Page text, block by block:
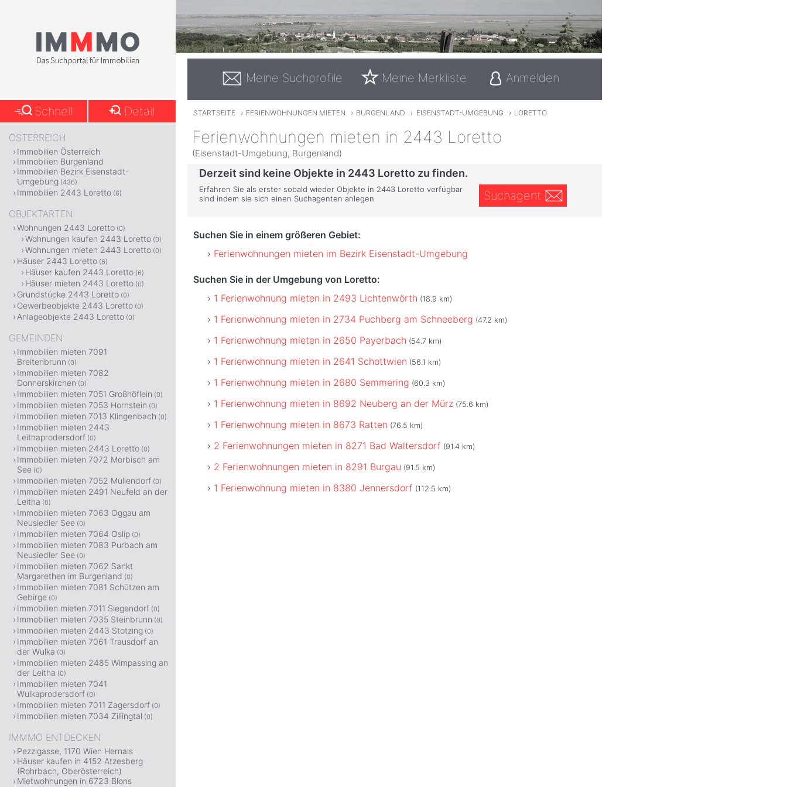
Meine Suchprofile Meine Merkliste Anmelden
STARTSEITE › FERIENWOHNUNGEN MIETEN › BURGENLAND › EISENSTADT-UMGEBUNG › LORETTO
Ferienwohnungen mieten in 2443 Loretto
(Eisenstadt-Umgebung, Burgenland)
Derzeit sind keine Objekte in 2443 Loretto zu finden.
Erfahren Sie als erster sobald wieder Objekte in 2443 Loretto verfügbar
sind indem sie sich einen Suchagenten anlegen
Suchagent
Suchen Sie in einem größeren Gebiet:
Ferienwohnungen mieten im Bezirk Eisenstadt-Umgebung
Suchen Sie in der Umgebung von Loretto:
1 Ferienwohnung mieten in 2493 Lichtenwörth (18.9 km)
1 Ferienwohnung mieten in 2734 Puchberg am Schneeberg (47.2 km)
1 Ferienwohnung mieten in 2650 Payerbach (54.7 km)
1 Ferienwohnung mieten in 2641 Schottwien (56.1 km)
1 Ferienwohnung mieten in 2680 Semmering (60.3 km)
1 Ferienwohnung mieten in 8692 Neuberg an der Mürz (75.6 km)
1 Ferienwohnung mieten in 8673 Ratten (76.5 km)
2 Ferienwohnungen mieten in 8271 Bad Waltersdorf (91.4 km)
2 Ferienwohnungen mieten in 8291 Burgau (91.5 km)
1 Ferienwohnung mieten in 8380 Jennersdorf (112.5 km)
Schnell Detail
ÖSTERREICH
Immobilien Österreich
Immobilien Burgenland
Immobilien Bezirk Eisenstadt-
Umgebung (436)
Immobilien 2443 Loretto (6)
OBJEKTARTEN
Wohnungen 2443 Loretto (0)
Wohnungen kaufen 2443 Loretto (0)
Wohnungen mieten 2443 Loretto (0)
Häuser 2443 Loretto (6)
Häuser kaufen 2443 Loretto (6)
Häuser mieten 2443 Loretto (0)
Grundstücke 2443 Loretto (0)
Gewerbeobjekte 2443 Loretto (0)
Anlageobjekte 2443 Loretto (0)
GEMEINDEN
Immobilien mieten 7091
Breitenbrunn (0)
Immobilien mieten 7082
Donnerskirchen (0)
Immobilien mieten 7051 Großhöflein (0)
Immobilien mieten 7053 Hornstein (0)
Immobilien mieten 7013 Klingenbach (0)
Immobilien mieten 2443
Leithaprodersdorf (0)
Immobilien mieten 2443 Loretto (0)
Immobilien mieten 7072 Mörbisch am
See (0)
Immobilien mieten 7052 Müllendorf (0)
Immobilien mieten 2491 Neufeld an der
Leitha (0)
Immobilien mieten 7063 Oggau am
Neusiedler See (0)
Immobilien mieten 7064 Oslip (0)
Immobilien mieten 7083 Purbach am
Neusiedler See (0)
Immobilien mieten 7062 Sankt
Margarethen im Burgenland (0)
Immobilien mieten 7081 Schützen am
Gebirge (0)
Immobilien mieten 7011 Siegendorf (0)
Immobilien mieten 7035 Steinbrunn (0)
Immobilien mieten 2443 Stotzing (0)
Immobilien mieten 7061 Trausdorf an
der Wulka (0)
Immobilien mieten 2485 Wimpassing an
der Leitha (0)
Immobilien mieten 7041
Wulkaprodersdorf (0)
Immobilien mieten 7011 Zagersdorf (0)
Immobilien mieten 7034 Zillingtal (0)
IMMMO ENTDECKEN
Pezzlgasse, 1170 Wien Hernals
Häuser kaufen in 4152 Atzesberg
(Rohrbach, Oberösterreich)
Mietwohnungen in 6723 Blons